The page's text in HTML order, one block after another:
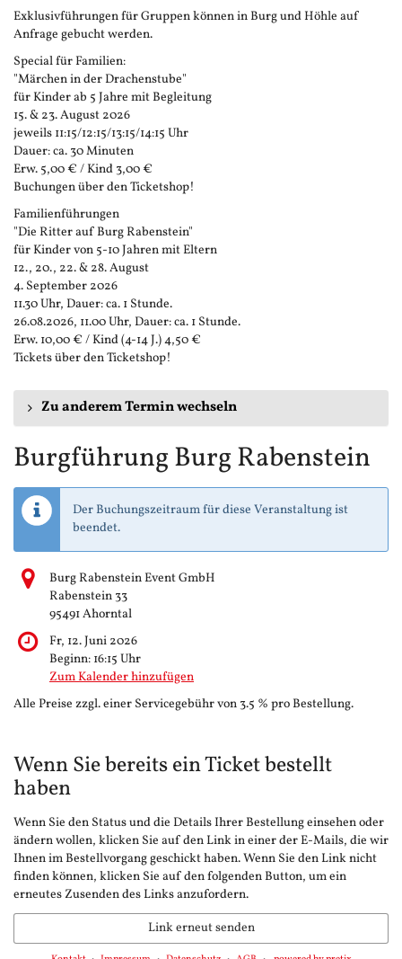
Exklusivführungen für Gruppen können in Burg und Höhle auf
Anfrage gebucht werden.
Special für Familien:
"Märchen in der Drachenstube"
für Kinder ab 5 Jahre mit Begleitung
15. & 23. August 2026
jeweils 11:15/12:15/13:15/14:15 Uhr
Dauer: ca. 30 Minuten
Erw. 5,00 € / Kind 3,00 €
Buchungen über den Ticketshop!
Familienführungen
"Die Ritter auf Burg Rabenstein"
für Kinder von 5-10 Jahren mit Eltern
12., 20., 22. & 28. August
4. September 2026
11.30 Uhr, Dauer: ca. 1 Stunde.
26.08.2026, 11.00 Uhr, Dauer: ca. 1 Stunde.
Erw. 10,00 € / Kind (4-14 J.) 4,50 €
Tickets über den Ticketshop!
Zu anderem Termin wechseln
Burgführung Burg Rabenstein
Der Buchungszeitraum für diese Veranstaltung ist
beendet.
Burg Rabenstein Event GmbH
Rabenstein 33
95491 Ahorntal
Fr, 12. Juni 2026
Beginn: 16:15 Uhr
Zum Kalender hinzufügen
Alle Preise zzgl. einer Servicegebühr von 3.5 % pro Bestellung.
Wenn Sie bereits ein Ticket bestellt
haben
Wenn Sie den Status und die Details Ihrer Bestellung einsehen oder
ändern wollen, klicken Sie auf den Link in einer der E-Mails, die wir
Ihnen im Bestellvorgang geschickt haben. Wenn Sie den Link nicht
finden können, klicken Sie auf den folgenden Button, um ein
erneutes Zusenden des Links anzufordern.
Link erneut senden